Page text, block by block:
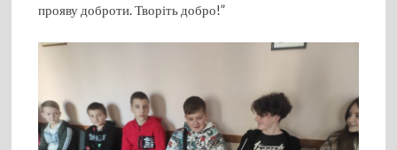
прояву доброти. Творіть добро!”